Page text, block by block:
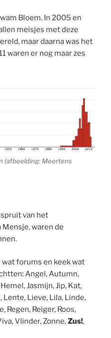
Bloem. In 2005 en
meisjes met deze
maar daarna was het
waren er nog maar zes
(afbeelding: Meertens
van het
Mensje, waren de
wat forums en keek wat
Angel, Autumn,
Jasmijn, Jip, Kat,
Lieve, Lila, Linde,
Regen, Reiger, Roos,
Vlinder, Zonne,Zus!,